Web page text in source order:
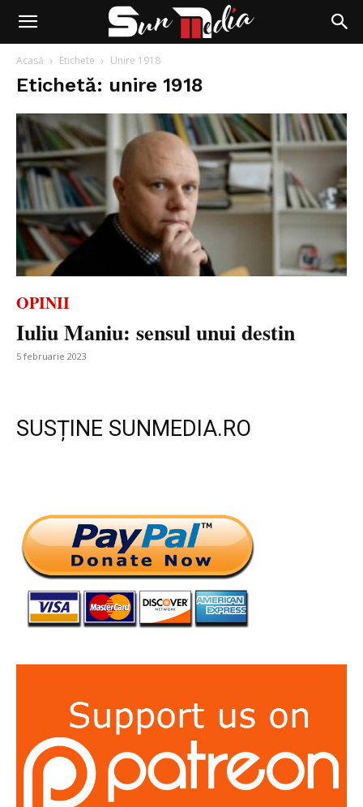
Acasă Etichete Unire 1918
Etichetă: unire 1918
OPINII
Iuliu Maniu: sensul unui destin
5 februarie 2023
SUSȚINE SUNMEDIA.RO